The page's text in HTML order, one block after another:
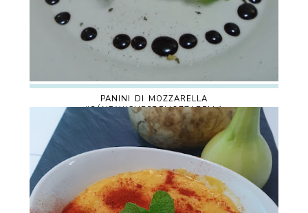
PANINI DI MOZZARELLA
#SÁNDWICHESDEMOZZARELLA